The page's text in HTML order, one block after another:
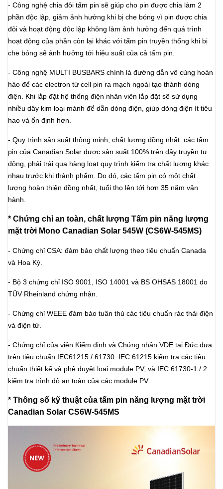
- Công nghệ chia đôi tấm pin sẽ giúp cho pin được chia làm 2
phần độc lập, giảm ảnh hưởng khi bị che bóng vì pin được chia
đôi và hoạt động độc lập không làm ảnh hưởng đến quá trình
hoạt động của phần còn lại khác với tấm pin truyền thống khi bị
che bóng sẽ ảnh hưởng tới hiệu suất của cả tấm pin.
- Công nghệ MULTI BUSBARS chính là đường dẫn vô cùng hoàn
hảo để các electron từ cell pin ra mạch ngoài tạo thành dòng
điện. Khi lắp đặt hệ thống điện nhân viên lắp đặt sẽ sử dụng
nhiều dây kim loại mảnh để dẫn dòng điện, giúp dòng điện ít tiêu
hao và ổn định hơn.
- Quy trình sản suất thông minh, chất lượng đồng nhất: các tấm
pin của Canadian Solar được sản suất 100% trên dây truyền tự
động, phải trải qua hàng loạt quy trình kiểm tra chất lượng khác
nhau trước khi thành phẩm. Do đó, các tấm pin có một chất
lượng hoàn thiện đồng nhất, tuổi thọ lên tới hơn 35 năm vận
hành.
* Chứng chỉ an toàn, chất lượng Tấm pin năng lượng
mặt trời Mono Canadian Solar 545W (CS6W-545MS)
- Chứng chỉ CSA: đảm bảo chất lượng theo tiêu chuẩn Canada
và Hoa Kỳ.
- Bộ 3 chứng chỉ ISO 9001, ISO 14001 và BS OHSAS 18001 do
TÜV Rheinland chứng nhận.
- Chứng chỉ WEEE đảm bảo tuân thủ các tiêu chuẩn rác thải điện
và điện tử.
- Chứng chỉ của viện Kiểm định và Chứng nhận VDE tại Đức dựa
trên tiêu chuẩn IEC61215 / 61730. IEC 61215 kiểm tra các tiêu
chuẩn thiết kế và phê duyệt loại module PV, và IEC 61730-1 / 2
kiểm tra trình độ an toàn của các module PV
* Thông số kỹ thuật của tấm pin năng lượng mặt trời
Canadian Solar CS6W-545MS